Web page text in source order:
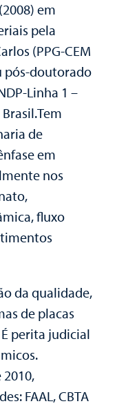
em
pela
(PPG-CEM
pós-doutorado
Linha 1 –
de
em
nos
fluxo
da qualidade,
de placas
É perita judicial
FAAL, CBTA